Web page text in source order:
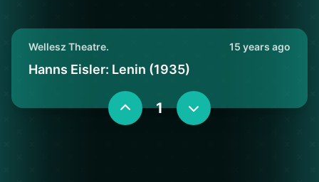
Wellesz Theatre. 15 years ago
Hanns Eisler: Lenin (1935)
1